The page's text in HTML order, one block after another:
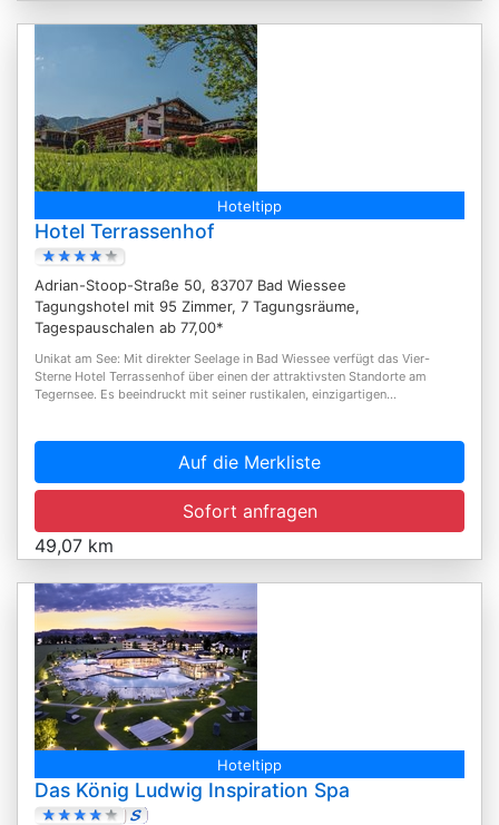
Hoteltipp
Hotel Terrassenhof
Adrian-Stoop-Straße 50, 83707 Bad Wiessee
Tagungshotel mit 95 Zimmer, 7 Tagungsräume,
Tagespauschalen ab 77,00*
Unikat am See: Mit direkter Seelage in Bad Wiessee verfügt das Vier-
Sterne Hotel Terrassenhof über einen der attraktivsten Standorte am
Tegernsee. Es beeindruckt mit seiner rustikalen, einzigartigen...
Auf die Merkliste
Sofort anfragen
49,07 km
Hoteltipp
Das König Ludwig Inspiration Spa